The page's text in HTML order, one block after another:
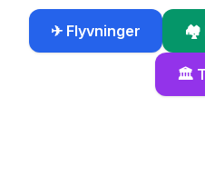
✈ Flyvninger 🏘
🏛